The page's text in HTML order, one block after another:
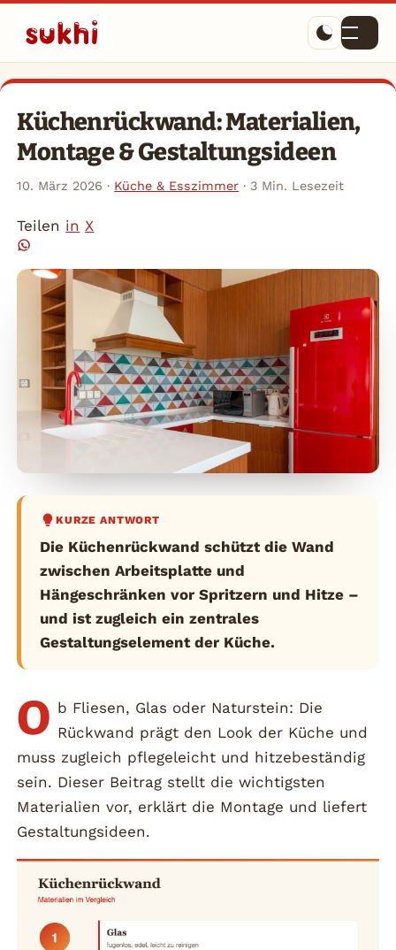
Menü
Küchenrückwand: Materialien,
Montage & Gestaltungsideen
10. März 2026 · Küche & Esszimmer · 3 Min. Lesezeit
Teilen in X
KURZE ANTWORT
Die Küchenrückwand schützt die Wand
zwischen Arbeitsplatte und
Hängeschränken vor Spritzern und Hitze –
und ist zugleich ein zentrales
Gestaltungselement der Küche.
O b Fliesen, Glas oder Naturstein: Die
Rückwand prägt den Look der Küche und
muss zugleich pflegeleicht und hitzebeständig
sein. Dieser Beitrag stellt die wichtigsten
Materialien vor, erklärt die Montage und liefert
Gestaltungsideen.